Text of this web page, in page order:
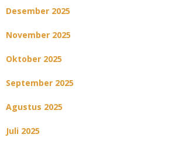
Desember 2025
November 2025
Oktober 2025
September 2025
Agustus 2025
Juli 2025